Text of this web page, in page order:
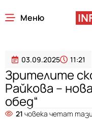
Меню
03.09.2025 11:21
Зрителите
Райкова –
обед“
21 човека четат